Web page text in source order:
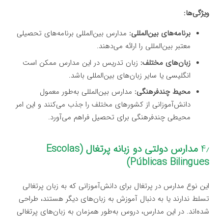
ویژگی‌ها:
برنامه‌های بین‌المللی: مدارس بین‌المللی برنامه‌های تحصیلی
معتبر بین‌المللی را ارائه می‌دهند.
زبان‌های مختلف: زبان تدریس در این مدارس ممکن است
انگلیسی یا سایر زبان‌های بین‌المللی باشد.
محیط چندفرهنگی: مدارس بین‌المللی به‌طور معمول
دانش‌آموزانی از کشورهای مختلف را جذب می‌کنند و این امر
محیطی چندفرهنگی برای تحصیل فراهم می‌آورد.
۴٫
مدارس دولتی دو زبانه پرتغال (Escolas
Públicas Bilingues)
این نوع مدارس در پرتغال برای دانش‌آموزانی که به زبان پرتغالی
تسلط ندارند یا به دنبال آموزش به زبان‌های دیگر هستند، طراحی
شده‌اند. در این مدارس، دروس به‌طور همزمان به زبان‌های پرتغالی